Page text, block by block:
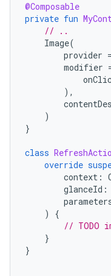
@Composable
private fun
// ..
Image(
provider =
modifier
),
)
}
class
override
context :
glanceId :
)
{
// TODO
}
}